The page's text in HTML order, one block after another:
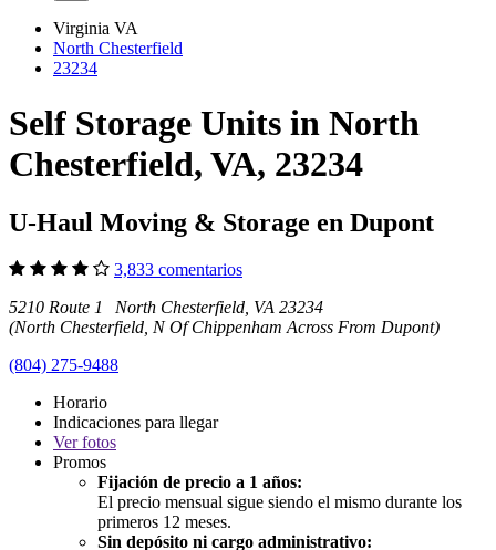
Virginia VA
North Chesterfield
23234
Self Storage Units in North
Chesterfield, VA, 23234
U-Haul Moving & Storage en Dupont
3,833 comentarios
5210 Route 1 North Chesterfield, VA 23234
(North Chesterfield, N Of Chippenham Across From Dupont)
(804) 275-9488
Horario
Indicaciones para llegar
Verfotos
Promos
Fijación de precio a 1 años:
El precio mensual sigue siendo el mismo durante los
primeros 12 meses.
Sin depósito ni cargo administrativo: